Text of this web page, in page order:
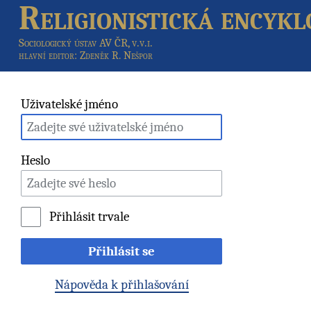
Religionistická
Sociologický ústav AV ČR, v.v.i.
hlavní editor: Zdeněk R. Nešpor
Uživatelské jméno
Heslo
Přihlásit trvale
Přihlásit se
Nápověda k přihlašování